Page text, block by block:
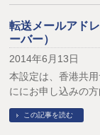
転送メールアド
ーバー）
2014年6月13日
本設定は、香港共
ににお申し込みの
この記事を読む